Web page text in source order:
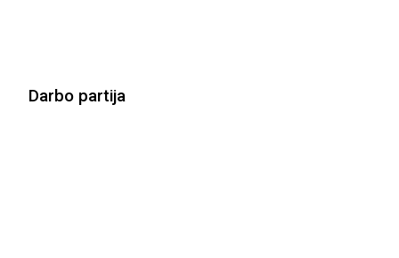
Darbo partija